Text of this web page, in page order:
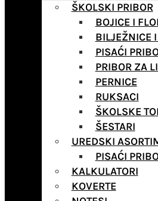
ŠKOLSKI PRIBOR
BOJICE I
BILJEŽNICE
PISAĆI
PRIBOR ZA
PERNICE
RUKSACI
ŠKOLSKE
ŠESTARI
UREDSKI
PISAĆI
KALKULATORI
KOVERTE